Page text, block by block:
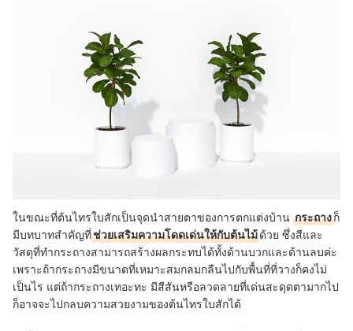
ในขณะที่ต้นไทรใบสักเป็นจุดนำสายตาของการตกแต่งบ้าน กระถางก็
มีบทบาทสำคัญที่ช่วยเสริมความโดดเด่นให้กับต้นไม้ด้วย ซึ่งสีและ
วัสดุที่ทำกระถางสามารถสร้างผลกระทบได้ทั้งด้านบวกและด้านลบค่ะ
เพราะถ้ากระถางมีขนาดที่เหมาะสมกลมกลืนไปกับพื้นที่ที่วางก็คงไม่
เป็นไร แต่ถ้ากระถางเทอะทะ มีสีสันหรือลวดลายที่เด่นสะดุดตามากไป
ก็อาจจะไปกลบความสวยงามของต้นไทรใบสักได้